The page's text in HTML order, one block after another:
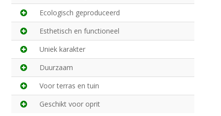
Ecologisch geproduceerd
Esthetisch en functioneel
Uniek karakter
Duurzaam
Voor terras en tuin
Geschikt voor oprit